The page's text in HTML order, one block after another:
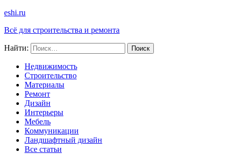
eshi.ru
Всё для строительства и ремонта
Найти:
Недвижимость
Строительство
Материалы
Ремонт
Дизайн
Интерьеры
Мебель
Коммуникации
Ландшафтный дизайн
Все статьи